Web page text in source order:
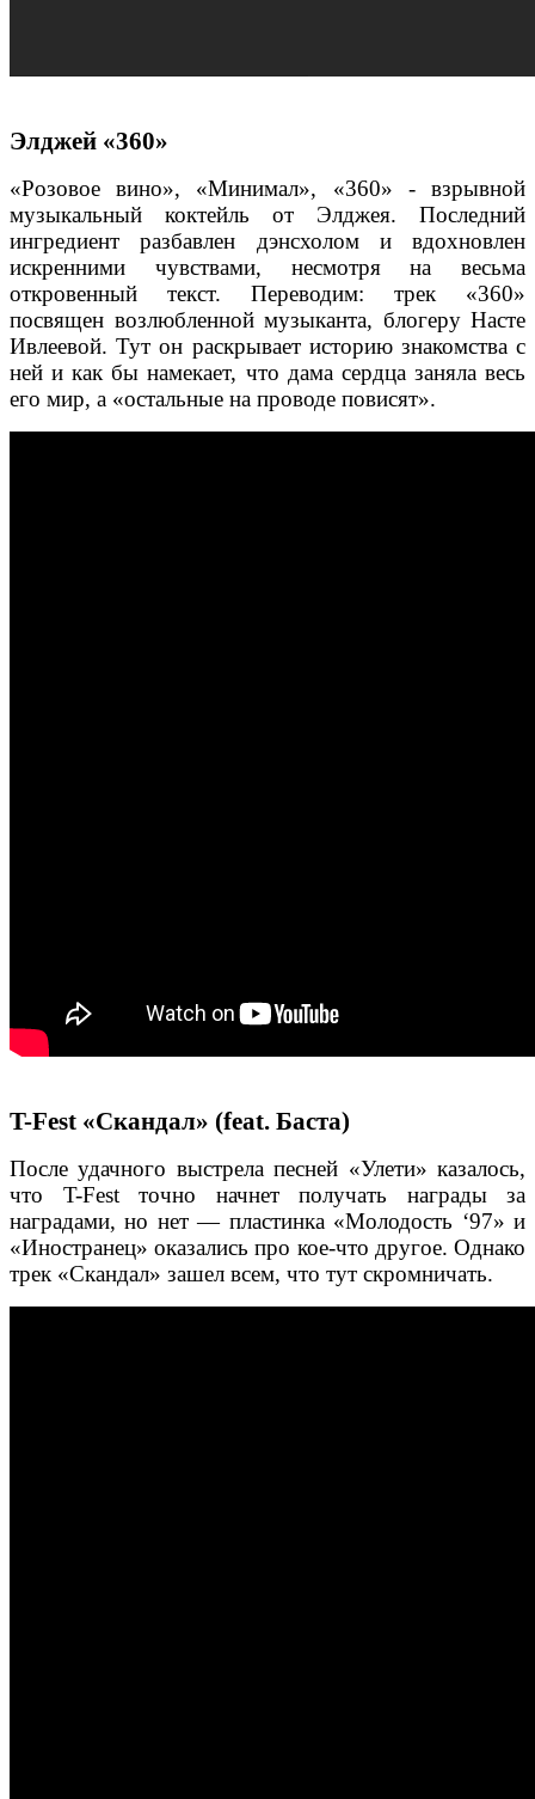
Элджей «360»
«Розовое вино», «Минимал», «360» - взрывной
музыкальный коктейль от Элджея. Последний
ингредиент разбавлен дэнсхолом и вдохновлен
искренними чувствами, несмотря на весьма
откровенный текст. Переводим: трек «360»
посвящен возлюбленной музыканта, блогеру Насте
Ивлеевой. Тут он раскрывает историю знакомства с
ней и как бы намекает, что дама сердца заняла весь
его мир, а «остальные на проводе повисят».
T-Fest «Скандал» (feat. Баста)
После удачного выстрела песней «Улети» казалось,
что T-Fest точно начнет получать награды за
наградами, но нет — пластинка «Молодость ‘97» и
«Иностранец» оказались про кое-что другое. Однако
трек «Скандал» зашел всем, что тут скромничать.